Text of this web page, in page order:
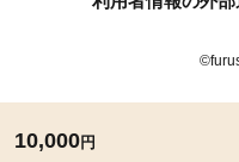
10,000円